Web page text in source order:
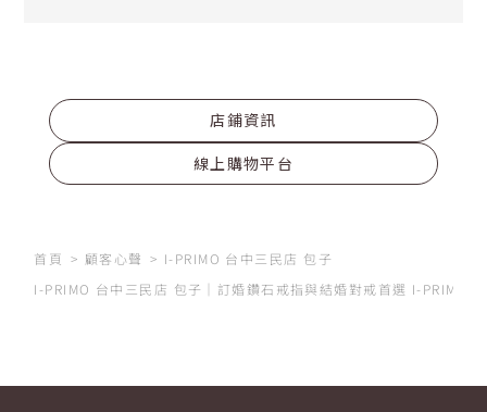
店鋪資訊
線上購物平台
首頁 顧客心聲
I-PRIMO 台中三民店 包子
I-PRIMO 台中三民店 包子｜訂婚鑽石戒指與結婚對戒首選 I-PRIMO